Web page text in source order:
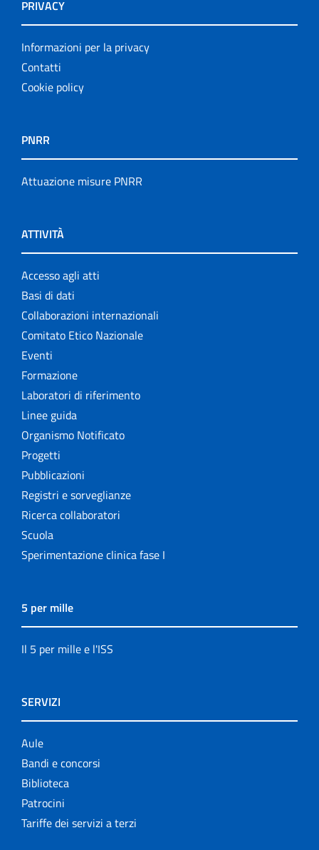
PRIVACY
Informazioni per la privacy
Contatti
Cookie policy
PNRR
Attuazione misure PNRR
ATTIVITÀ
Accesso agli atti
Basi di dati
Collaborazioni internazionali
Comitato Etico Nazionale
Eventi
Formazione
Laboratori di riferimento
Linee guida
Organismo Notificato
Progetti
Pubblicazioni
Registri e sorveglianze
Ricerca collaboratori
Scuola
Sperimentazione clinica fase I
5 per mille
Il 5 per mille e l'ISS
SERVIZI
Aule
Bandi e concorsi
Biblioteca
Patrocini
Tariffe dei servizi a terzi